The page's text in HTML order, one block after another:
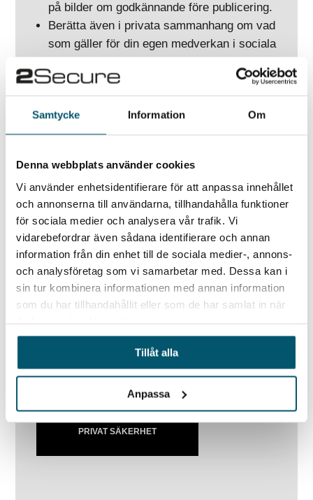
Samtycke Information Om
Denna webbplats använder cookies
Vi använder enhetsidentifierare för att anpassa innehållet
och annonserna till användarna, tillhandahålla funktioner
för sociala medier och analysera vår trafik. Vi
vidarebefordrar även sådana identifierare och annan
information från din enhet till de sociala medier-, annons-
och analysföretag som vi samarbetar med. Dessa kan i
sin tur kombinera informationen med annan information
som du har tillhandahållit eller som de har samlat in när
Tillåt alla
Anpassa
på bilder om godkännande före publicering.
Berätta även i privata sammanhang om vad
som gäller för din egen medverkan i sociala
ange geografisk plats, oavsett social
Se över säkerhetsinställningar med jämna
mellanrum och aktivera
Tänk på att säkerhets- och
underrättelsetjänster runt om i världen
systematiskt inhämtar information från
öppna källor.
Räkna med att den information som en
gång lagts ut på internet alltid finns kvar.
personliga säkerhet
PRIVAT SÄKERHET